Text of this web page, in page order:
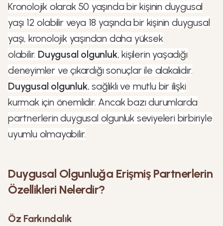
Kronolojik olarak 50 yaşında bir kişinin duygusal
yaşı 12 olabilir veya 18 yaşında bir kişinin duygusal
yaşı, kronolojik yaşından daha yüksek
olabilir. Duygusal olgunluk, kişilerin yaşadığı
deneyimler ve çıkardığı sonuçlar ile alakalıdır.
Duygusal olgunluk, sağlıklı ve mutlu bir ilişki
kurmak için önemlidir. Ancak bazı durumlarda
partnerlerin duygusal olgunluk seviyeleri birbiriyle
uyumlu olmayabilir.
Duygusal Olgunluğa Erişmiş Partnerlerin
Özellikleri Nelerdir?
Öz Farkındalık